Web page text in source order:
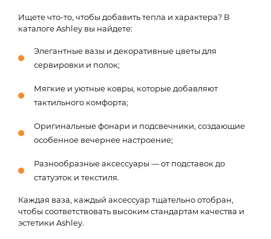
Ищете что-то, чтобы добавить тепла и характера? В
каталоге Ashley вы найдете:
Элегантные вазы и декоративные цветы для
сервировки и полок;
Мягкие и уютные ковры, которые добавляют
тактильного комфорта;
Оригинальные фонари и подсвечники, создающие
особенное вечернее настроение;
Разнообразные аксессуары — от подставок до
статуэток и текстиля.
Каждая ваза, каждый аксессуар тщательно отобран,
чтобы соответствовать высоким стандартам качества и
эстетики Ashley.